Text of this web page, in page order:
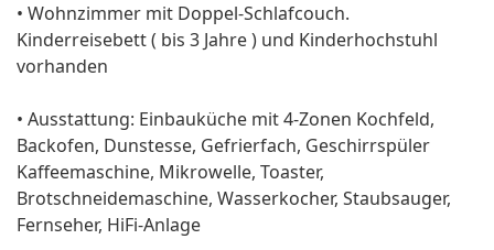
• Wohnzimmer mit Doppel-Schlafcouch.
Kinderreisebett ( bis 3 Jahre ) und Kinderhochstuhl
vorhanden
• Ausstattung: Einbauküche mit 4-Zonen Kochfeld,
Backofen, Dunstesse, Gefrierfach, Geschirrspüler
Kaffeemaschine, Mikrowelle, Toaster,
Brotschneidemaschine, Wasserkocher, Staubsauger,
Fernseher, HiFi-Anlage